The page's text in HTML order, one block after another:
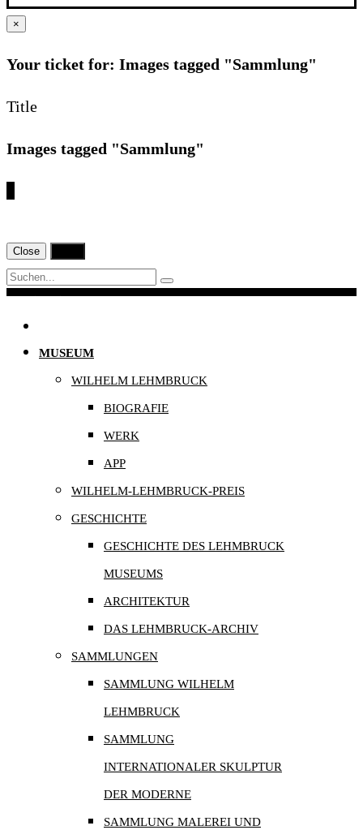
×
Your ticket for: Images tagged "Sammlung"
Title
Images tagged "Sammlung"
Close
Navigation
MUSEUM
WILHELM LEHMBRUCK
BIOGRAFIE
WERK
APP
WILHELM-LEHMBRUCK-PREIS
GESCHICHTE
GESCHICHTE DES LEHMBRUCK
MUSEUMS
ARCHITEKTUR
DAS LEHMBRUCK-ARCHIV
SAMMLUNGEN
SAMMLUNG WILHELM
LEHMBRUCK
SAMMLUNG
INTERNATIONALER SKULPTUR
DER MODERNE
SAMMLUNG MALEREI UND